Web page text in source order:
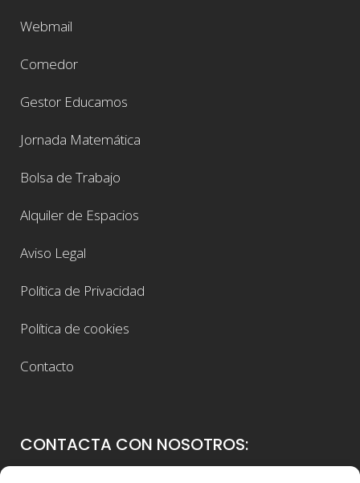
Webmail
Comedor
Gestor Educamos
Jornada Matemática
Bolsa de Trabajo
Alquiler de Espacios
Aviso Legal
Política de Privacidad
Política de cookies
Contacto
CONTACTA CON NOSOTROS: